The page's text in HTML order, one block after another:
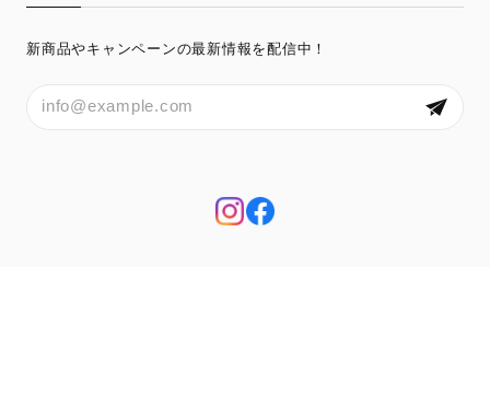
新商品やキャンペーンの最新情報を配信中！